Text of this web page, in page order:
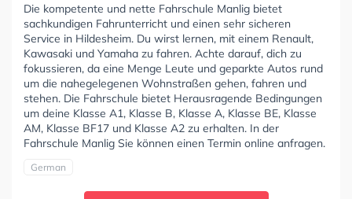
Die kompetente und nette Fahrschule Manlig bietet
sachkundigen Fahrunterricht und einen sehr sicheren
Service in Hildesheim. Du wirst lernen, mit einem Renault,
Kawasaki und Yamaha zu fahren. Achte darauf, dich zu
fokussieren, da eine Menge Leute und geparkte Autos rund
um die nahegelegenen Wohnstraßen gehen, fahren und
stehen. Die Fahrschule bietet Herausragende Bedingungen
um deine Klasse A1, Klasse B, Klasse A, Klasse BE, Klasse
AM, Klasse BF17 und Klasse A2 zu erhalten. In der
Fahrschule Manlig Sie können einen Termin online anfragen.
German